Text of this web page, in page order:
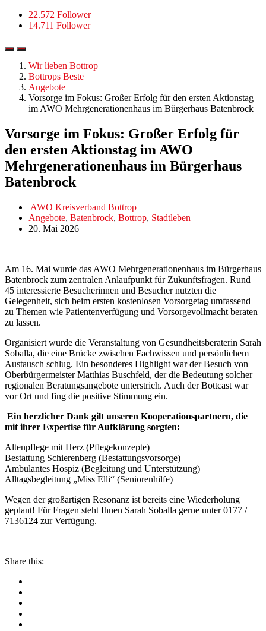
22.572 Follower
14.711 Follower
Wir lieben Bottrop
Bottrops Beste
Angebote
Vorsorge im Fokus: Großer Erfolg für den ersten Aktionstag
im AWO Mehrgenerationenhaus im Bürgerhaus Batenbrock
Vorsorge im Fokus: Großer Erfolg für
den ersten Aktionstag im AWO
Mehrgenerationenhaus im Bürgerhaus
Batenbrock
AWO Kreisverband Bottrop
Angebote, Batenbrock, Bottrop, Stadtleben
20. Mai 2026
Am 16. Mai wurde das AWO Mehrgenerationenhaus im Bürgerhaus
Batenbrock zum zentralen Anlaufpunkt für Zukunftsfragen. Rund
45 interessierte Besucherinnen und Besucher nutzten die
Gelegenheit, sich beim ersten kostenlosen Vorsorgetag umfassend
zu Themen wie Patientenverfügung und Vorsorgevollmacht beraten
zu lassen.
Organisiert wurde die Veranstaltung von Gesundheitsberaterin Sarah
Soballa, die eine Brücke zwischen Fachwissen und persönlichem
Austausch schlug. Ein besonderes Highlight war der Besuch von
Oberbürgermeister Matthias Buschfeld, der die Bedeutung solcher
regionalen Beratungsangebote unterstrich. Auch der Bottcast war
vor Ort und fing die positive Stimmung ein.
Ein herzlicher Dank gilt unseren Kooperationspartnern, die
mit ihrer Expertise für Aufklärung sorgten:
Altenpflege mit Herz (Pflegekonzepte)
Bestattung Schierenberg (Bestattungsvorsorge)
Ambulantes Hospiz (Begleitung und Unterstützung)
Alltagsbegleitung „Miss Elli“ (Seniorenhilfe)
Wegen der großartigen Resonanz ist bereits eine Wiederholung
geplant! Für Fragen steht Ihnen Sarah Soballa gerne unter 0177 /
7136124 zur Verfügung.
Share this: